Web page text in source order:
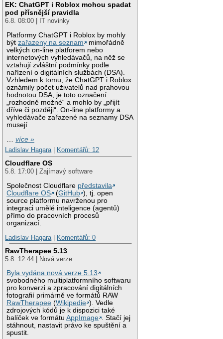
EK: ChatGPT i Roblox mohou spadat
pod přísnější pravidla
6.8. 08:00 | IT novinky
Platformy ChatGPT i Roblox by mohly
býtzařazeny na seznam
mimořádně
velkých on-line platforem nebo
internetových vyhledávačů, na něž se
vztahují zvláštní podmínky podle
nařízení o digitálních službách (DSA).
Vzhledem k tomu, že ChatGPT i Roblox
oznámily počet uživatelů nad prahovou
hodnotou DSA, je toto označení
„rozhodně možné“ a mohlo by „přijít
dříve či později“. On-line platformy a
vyhledávače zařazené na seznamy DSA
musejí
…více »
Ladislav Hagara| Komentářů: 12
Cloudflare OS
5.8. 17:00 | Zajímavý software
Společnost Cloudflare představila
Cloudflare OS
(GitHub ), tj. open
source platformu navrženou pro
integraci umělé inteligence (agentů)
přímo do pracovních procesů
organizací.
Ladislav Hagara| Komentářů: 0
RawTherapee 5.13
5.8. 12:44 | Nová verze
Byla vydána nová verze 5.13
svobodného multiplatformního softwaru
pro konverzi a zpracování digitálních
fotografií primárně ve formátů RAW
RawTherapee (Wikipedie ). Vedle
zdrojových kódů je k dispozici také
balíček ve formátuAppImage . Stačí jej
stáhnout, nastavit právo ke spuštění a
spustit.